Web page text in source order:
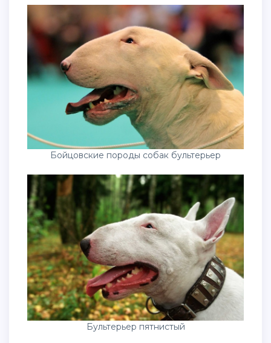
Бойцовские породы собак бультерьер
Бультерьер пятнистый